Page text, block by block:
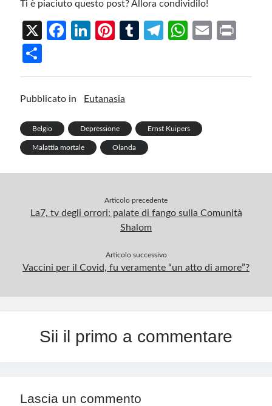
Ti è piaciuto questo post? Allora condividilo!
X
Fa
o
k
Li
n
Pi
t
T
Te
W
p
E
h
ar
Pubblicato in Eutanasia
Belgio Depressione Ernst Kuipers
Malattia mortale Olanda
Articolo precedente
La7, tv degli orrori: palate di fango sulla Comunità
Shalom
Articolo successivo
Vaccini per il Covid, fu veramente “un atto di amore”?
Sii il primo a commentare
Lascia un commento